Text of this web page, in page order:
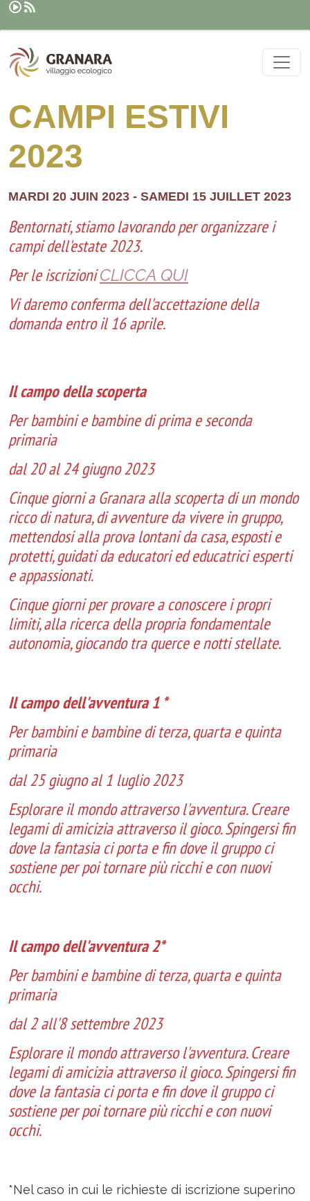
Aller au contenu principal
CAMPI ESTIVI
2023
MARDI 20 JUIN 2023 - SAMEDI 15 JUILLET 2023
Bentornati, stiamo lavorando per organizzare i
campi dell'estate 2023.
Per le iscrizioniCLICCA QUI
Vi daremo conferma dell'accettazione della
domanda entro il 16 aprile.
Il campo della scoperta
Per bambini e bambine di prima e seconda
primaria
dal 20 al 24 giugno 2023
Cinque giorni a Granara alla scoperta di un mondo
ricco di natura, di avventure da vivere in gruppo,
mettendosi alla prova lontani da casa, esposti e
protetti, guidati da educatori ed educatrici esperti
e appassionati.
Cinque giorni per provare a conoscere i propri
limiti, alla ricerca della propria fondamentale
autonomia, giocando tra querce e notti stellate.
Il campo dell'avventura 1 *
Per bambini e bambine di terza, quarta e quinta
primaria
dal 25 giugno al 1 luglio 2023
Esplorare il mondo attraverso l'avventura. Creare
legami di amicizia attraverso il gioco. Spingersi fin
dove la fantasia ci porta e fin dove il gruppo ci
sostiene per poi tornare più ricchi e con nuovi
occhi.
Il campo dell'avventura 2*
Per bambini e bambine di terza, quarta e quinta
primaria
dal 2 all'8 settembre 2023
Esplorare il mondo attraverso l'avventura. Creare
legami di amicizia attraverso il gioco. Spingersi fin
dove la fantasia ci porta e fin dove il gruppo ci
sostiene per poi tornare più ricchi e con nuovi
occhi.
*Nel caso in cui le richieste di iscrizione superino